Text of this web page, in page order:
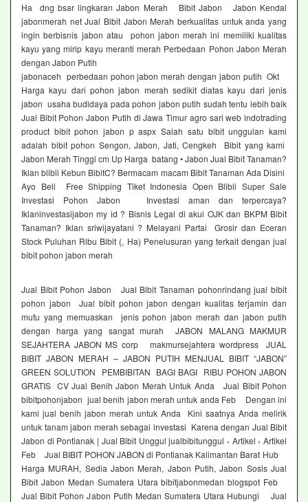
Ha dng bsar lingkaran Jabon Merah Bibit Jabon Jabon Kendal
jabonmerah net Jual Bibit Jabon Merah berkualitas untuk anda yang
ingin berbisnis jabon atau pohon jabon merah ini memiliki kualitas
kayu yang mirip kayu meranti merah Perbedaan Pohon Jabon Merah
dengan Jabon Putih
jabonaceh perbedaan pohon jabon merah dengan jabon putih Okt
Harga kayu dari pohon jabon merah sedikit diatas kayu dari jenis
jabon usaha budidaya pada pohon jabon putih sudah tentu lebih baik
Jual Bibit Pohon Jabon Putih di Jawa Timur agro sari web indotrading
product bibit pohon jabon p aspx Salah satu bibit unggulan kami
adalah bibit pohon Sengon, Jabon, Jati, Cengkeh Bibit yang kami
Jabon Merah Tinggi cm Up Harga batang • Jabon Jual Bibit Tanaman?
Iklan blibli Kebun BibitC? Bermacam macam Bibit Tanaman Ada Disini
Ayo Beli Free Shipping Tiket Indonesia Open Blibli Super Sale
Investasi Pohon Jabon Investasi aman dan terpercaya?
Iklaninvestasijabon my id ? Bisnis Legal di akui OJK dan BKPM Bibit
Tanaman? Iklan sriwijayatani ? Melayani Partai Grosir dan Eceran
Stock Puluhan Ribu Bibit (, Ha) Penelusuran yang terkait dengan jual
bibit pohon jabon merah
Jual Bibit Pohon Jabon Jual Bibit Tanaman pohonrindang jual bibit
pohon jabon Jual bibit pohon jabon dengan kualitas terjamin dan
mutu yang memuaskan jenis pohon jabon merah dan jabon putih
dengan harga yang sangat murah JABON MALANG MAKMUR
SEJAHTERA JABON MS corp makmursejahtera wordpress JUAL
BIBIT JABON MERAH – JABON PUTIH MENJUAL BIBIT “JABON”
GREEN SOLUTION PEMBIBITAN BAGI BAGI RIBU POHON JABON
GRATIS CV Jual Benih Jabon Merah Untuk Anda Jual Bibit Pohon
bibitpohonjabon jual benih jabon merah untuk anda Feb Dengan ini
kami jual benih jabon merah untuk Anda Kini saatnya Anda melirik
untuk tanam jabon merah sebagai investasi Karena dengan Jual Bibit
Jabon di Pontianak | Jual Bibit Unggul jualbibitunggul › Artikel › Artikel
Feb Jual BIBIT POHON JABON di Pontianak Kalimantan Barat Hub
Harga MURAH, Sedia Jabon Merah, Jabon Putih, Jabon Sosis Jual
Bibit Jabon Medan Sumatera Utara bibitjabonmedan blogspot Feb
Jual Bibit Pohon Jabon Putih Medan Sumatera Utara Hubungi Jual